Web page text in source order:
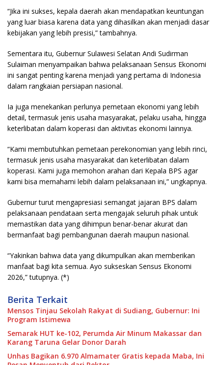
“Jika ini sukses, kepala daerah akan mendapatkan keuntungan
yang luar biasa karena data yang dihasilkan akan menjadi dasar
kebijakan yang lebih presisi,” tambahnya.
Sementara itu, Gubernur Sulawesi Selatan Andi Sudirman
Sulaiman menyampaikan bahwa pelaksanaan Sensus Ekonomi
ini sangat penting karena menjadi yang pertama di Indonesia
dalam rangkaian persiapan nasional.
Ia juga menekankan perlunya pemetaan ekonomi yang lebih
detail, termasuk jenis usaha masyarakat, pelaku usaha, hingga
keterlibatan dalam koperasi dan aktivitas ekonomi lainnya.
“Kami membutuhkan pemetaan perekonomian yang lebih rinci,
termasuk jenis usaha masyarakat dan keterlibatan dalam
koperasi. Kami juga memohon arahan dari Kepala BPS agar
kami bisa memahami lebih dalam pelaksanaan ini,” ungkapnya.
Gubernur turut mengapresiasi semangat jajaran BPS dalam
pelaksanaan pendataan serta mengajak seluruh pihak untuk
memastikan data yang dihimpun benar-benar akurat dan
bermanfaat bagi pembangunan daerah maupun nasional.
“Yakinkan bahwa data yang dikumpulkan akan memberikan
manfaat bagi kita semua. Ayo sukseskan Sensus Ekonomi
2026,” tutupnya. (*)
Berita Terkait
Mensos Tinjau Sekolah Rakyat di Sudiang, Gubernur: Ini
Program Istimewa
Semarak HUT ke-102, Perumda Air Minum Makassar dan
Karang Taruna Gelar Donor Darah
Unhas Bagikan 6.970 Almamater Gratis kepada Maba, Ini